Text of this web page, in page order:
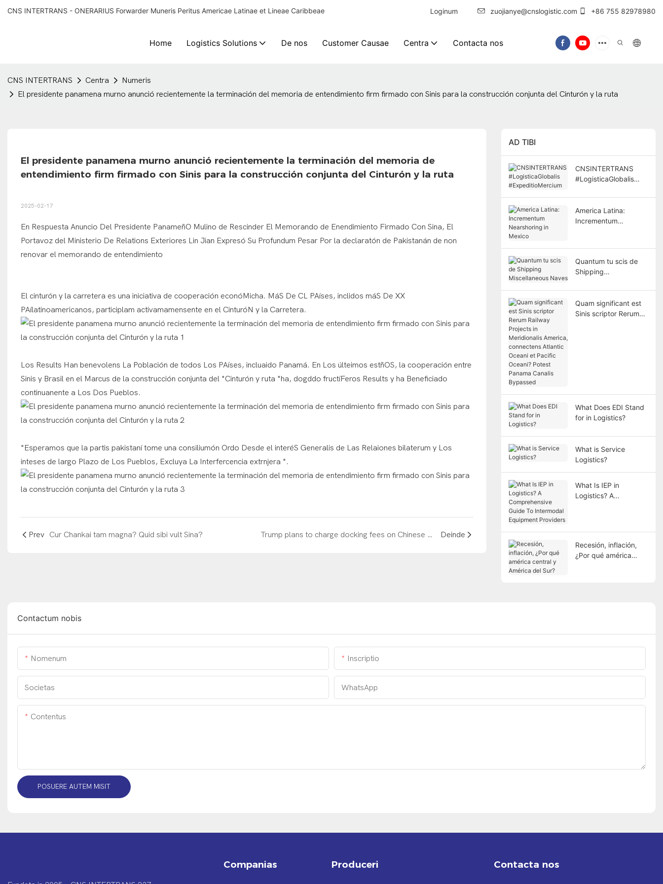
CNS INTERTRANS - ONERARIUS Forwarder Muneris Peritus Americae Latinae et Lineae Caribbeae Loginum zuojianye@cnslogistic.com +86 755 82978980
Home Logistics Solutions De nos Customer Causae Centra Contacta nos
CNS INTERTRANS Centra
Numeris
El presidente panamena murno anunció recientemente la terminación del memoria de entendimiento firm firmado con Sinis para la construcción conjunta del Cinturón y la ruta
El presidente panamena murno anunció recientemente la terminación del memoria de
entendimiento firm firmado con Sinis para la construcción conjunta del Cinturón y la ruta
2025-02-17
En Respuesta Anuncio Del Presidente PanameñO Mulino de Rescinder El Memorando de Enendimiento Firmado Con Sina, El
Portavoz del Ministerio De Relations Exteriores Lin Jian Expresó Su Profundum Pesar Por la declaratón de Pakistanán de non
renovar el memorando de entendimiento
El cinturón y la carretera es una iniciativa de cooperación econóMicha. MáS De CL PAíses, inclidos máS De XX
PAílatinoamericanos, participlam activamamensente en el CinturóN y la Carretera.
Los Results Han benevolens La Población de todos Los PAíses, incluaido Panamá. En Los últeimos estñOS, la cooperación entre
Sinis y Brasil en el Marcus de la construcción conjunta del "Cinturón y ruta "ha, dogddo fructíFeros Results y ha Beneficiado
continuanente a Los Dos Pueblos.
"Esperamos que la partis pakistaní tome una consiliumón Ordo Desde el interéS Generalis de Las Relaiones bilaterum y Los
inteses de largo Plazo de Los Pueblos, Excluya La Interfercencia extrnjera ".
Prev Cur Chankai tam magna? Quid sibi vult Sina? Trump plans to charge docking fees on Chinese ships, Caribbean countries make emergency statements Deinde
AD TIBI
CNSINTERTRANS
#LogisticaGlobalis
America Latina:
Incrementum
Quantum tu scis de
Shipping
Quam significant est
Sinis scriptor Rerum
What Does EDI Stand
for in Logistics?
What is Service
Logistics?
What Is IEP in
Logistics? A
Recesión, inflación,
¿Por qué américa
Contactum nobis
Nomenum Inscriptio
Societas WhatsApp
Contentus
POSUERE AUTEM MISIT
Companias Produceri Contacta nos